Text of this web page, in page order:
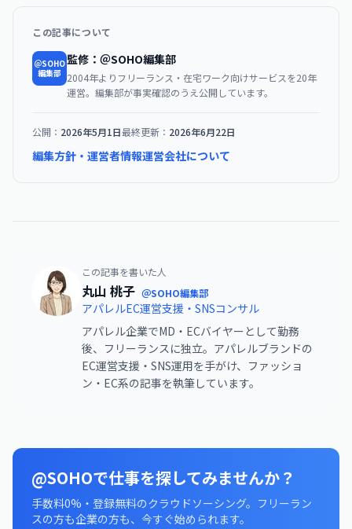
この記事について
＠SOHO
編集部
監修：＠SOHO編集部
2004年よりフリーランス・在宅ワーク向けサービスを20年
運営。編集部が事実確認のうえ公開しています。
公開： 2026年5月1日最終更新： 2026年6月22日
編集方針・運営者情報運営会社について
この記事を書いた人
丸山 桃子 ＠SOHO編集部
アパレルEC運営支援・SNSコンサル
アパレル企業でMD・ECバイヤーとして勤務
後、フリーランスに独立。アパレルブランドの
EC運営支援・SNS運用を手がけ、ファッショ
ン・EC系の記事を執筆しています。
@SOHOで仕事を探してみませんか？
手数料0%・登録無料のクラウドソーシング。フリーラン
スの方も企業の方も、今すぐ始められます。